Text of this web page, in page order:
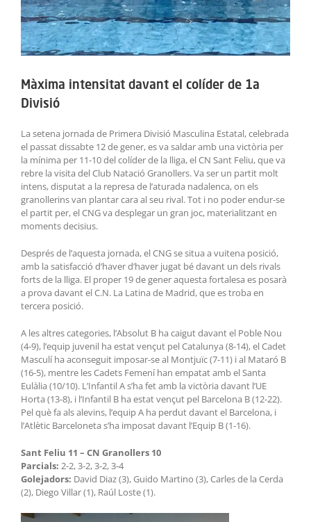
CONTACTE
TREBALLA AMB NOSALTRES!
Màxima intensitat davant el colíder de 1a
Divisió
La setena jornada de Primera Divisió Masculina Estatal, celebrada
el passat dissabte 12 de gener, es va saldar amb una victòria per
la mínima per 11-10 del colíder de la lliga, el CN Sant Feliu, que va
rebre la visita del Club Natació Granollers. Va ser un partit molt
intens, disputat a la represa de l’aturada nadalenca, on els
granollerins van plantar cara al seu rival. Tot i no poder endur-se
el partit per, el CNG va desplegar un gran joc, materialitzant en
moments decisius.
Després de l’aquesta jornada, el CNG se situa a vuitena posició,
amb la satisfacció d’haver d’haver jugat bé davant un dels rivals
forts de la lliga. El proper 19 de gener aquesta fortalesa es posarà
a prova davant el C.N. La Latina de Madrid, que es troba en
tercera posició.
A les altres categories, l’Absolut B ha caigut davant el Poble Nou
(4-9), l’equip juvenil ha estat vençut pel Catalunya (8-14), el Cadet
Masculí ha aconseguit imposar-se al Montjuïc (7-11) i al Mataró B
(16-5), mentre les Cadets Femení han empatat amb el Santa
Eulàlia (10/10). L’Infantil A s’ha fet amb la victòria davant l’UE
Horta (13-8), i l’Infantil B ha estat vençut pel Barcelona B (12-22).
Pel què fa als alevins, l’equip A ha perdut davant el Barcelona, i
l’Atlètic Barceloneta s’ha imposat davant l’Equip B (1-16).
Sant Feliu 11 – CN Granollers 10
Parcials: 2-2, 3-2, 3-2, 3-4
Golejadors: David Diaz (3), Guido Martino (3), Carles de la Cerda
(2), Diego Villar (1), Raúl Loste (1).